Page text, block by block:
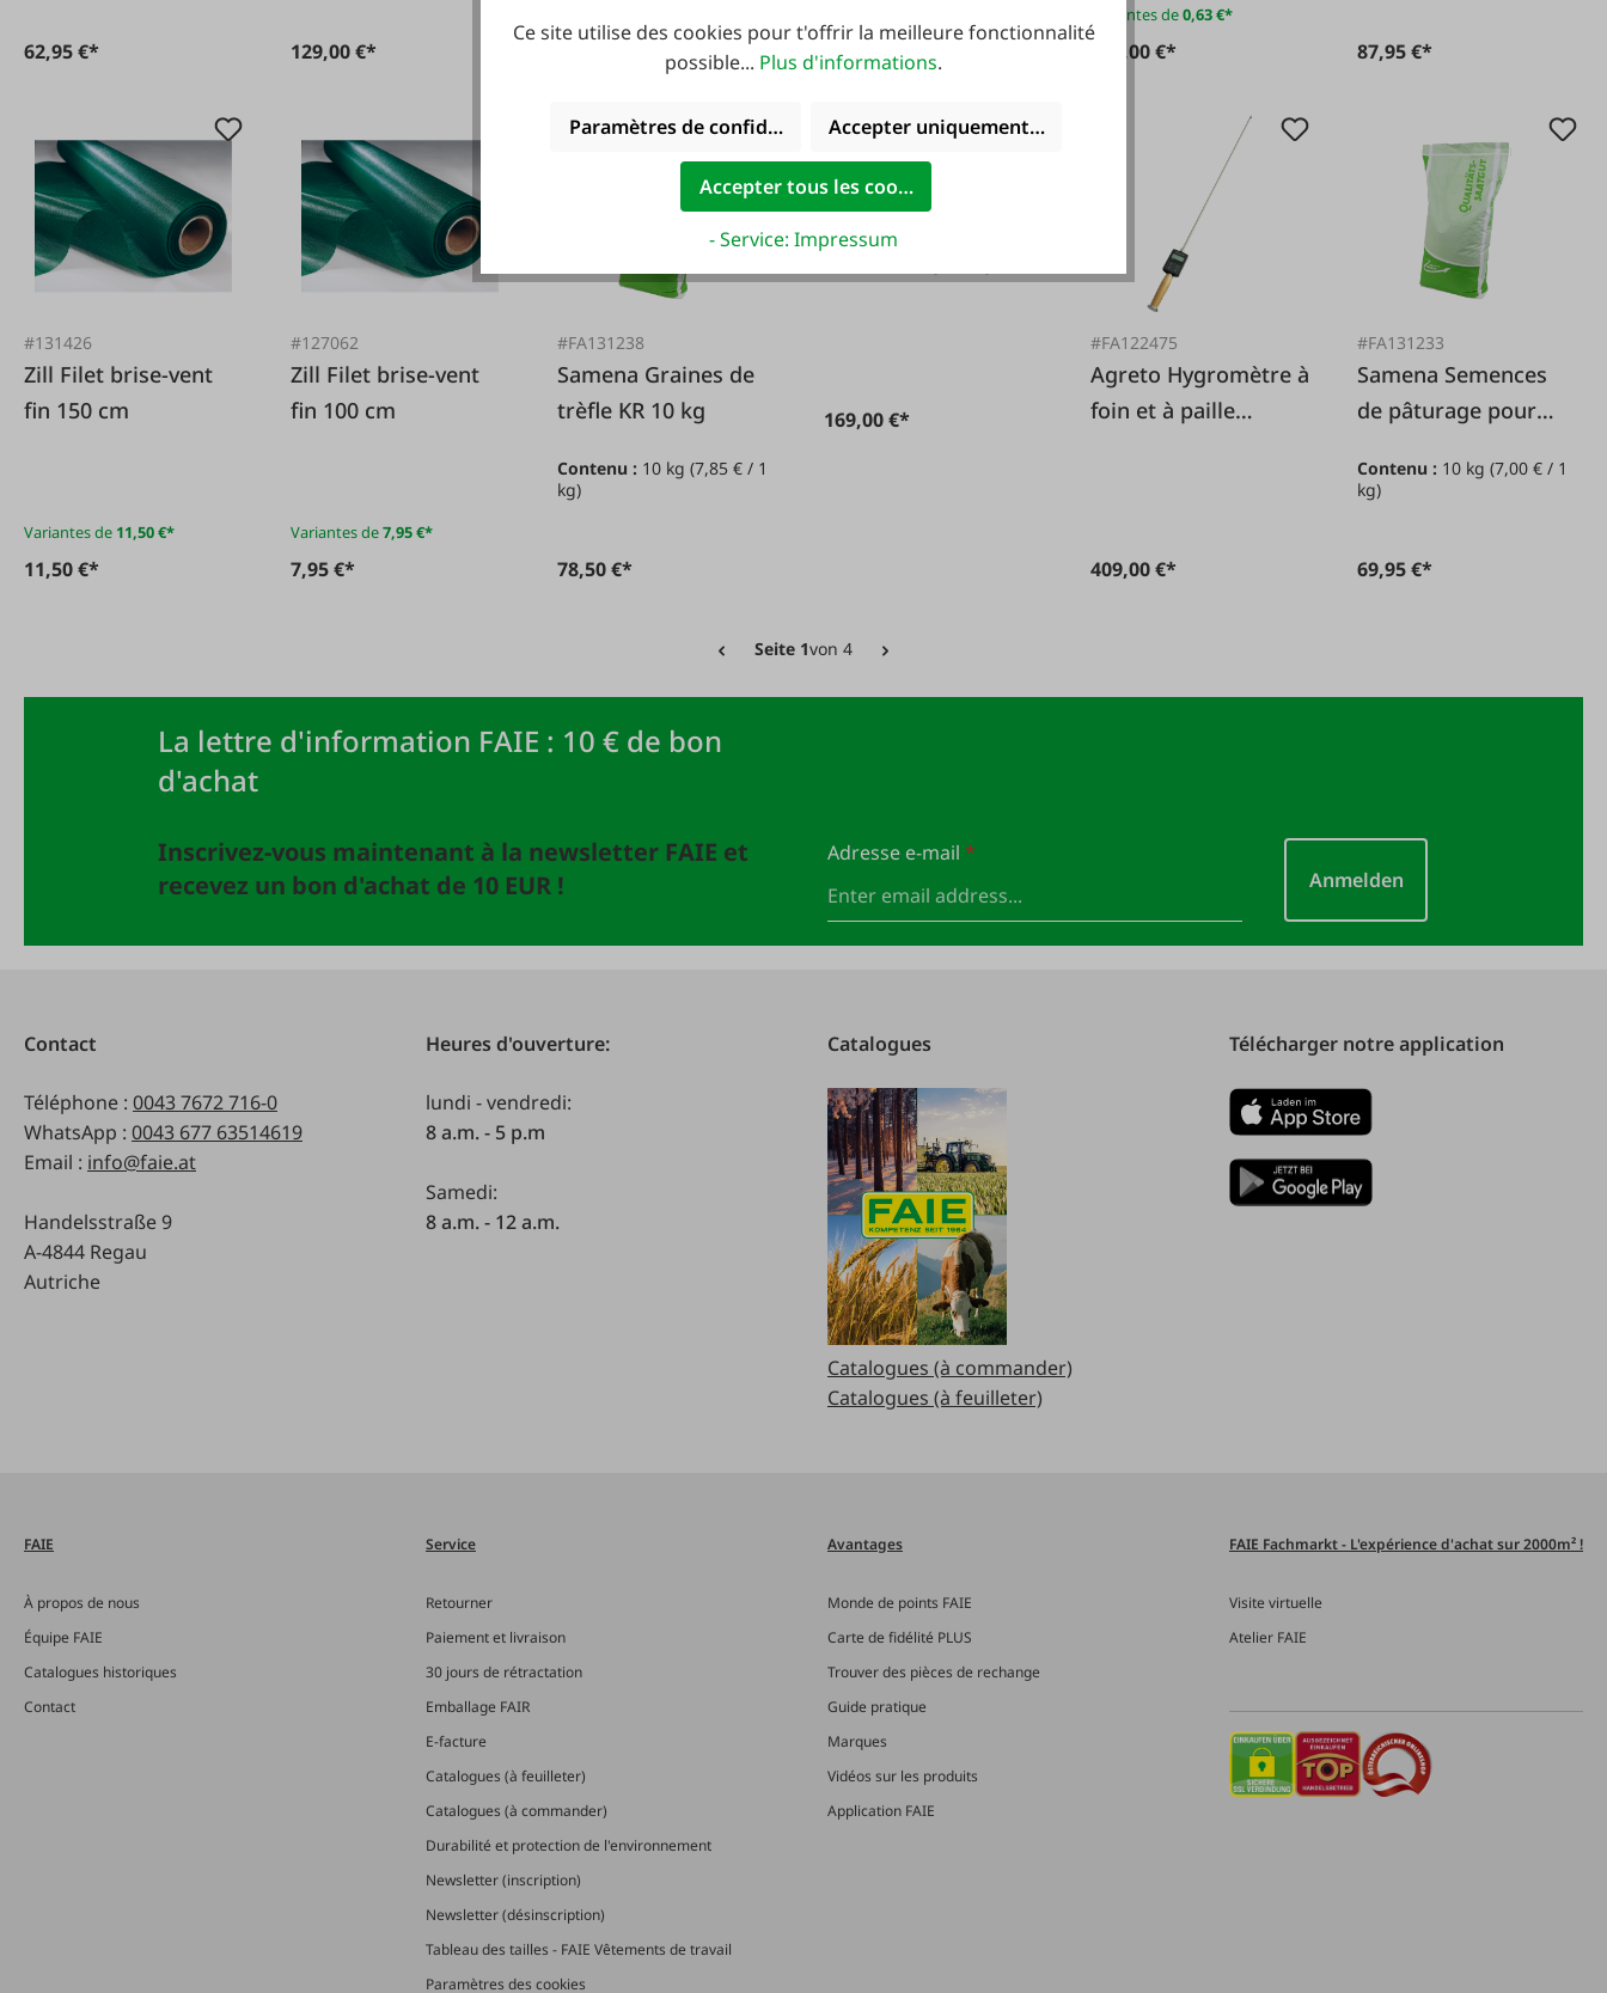
62,95 €* 129,00 €* 71,99 €*
Variantes de0,63 €*
219,00 €* 87,95 €*
#131426
Zill Filet brise-vent
fin 150 cm
Variantes de 11,50 €*
11,50 €*
#127062
Zill Filet brise-vent
fin 100 cm
Variantes de7,95 €*
7,95 €*
#FA131238
Samena Graines de
trèfle KR 10 kg
Contenu : 10 kg(7,85 € / 1
kg)
78,50 €*
#FA130097
169,00 €*
#FA122475
Agreto Hygromètre à
foin et à paille
409,00 €*
#FA131233
Samena Semences
de pâturage pour
Contenu : 10 kg(7,00 € / 1
kg)
69,95 €*
Seite 1von 4
La lettre d'information FAIE : 10 € de bon
d'achat
Inscrivez-vous maintenant à la newsletter FAIE et
recevez un bon d'achat de 10 EUR !
Adresse e-mail *
Anmelden
Contact
Téléphone : 0043 7672 716-0
WhatsApp : 0043 677 63514619
Email : info@faie.at
Handelsstraße 9
A-4844 Regau
Autriche
Heures d'ouverture:
lundi - vendredi:
8 a.m. - 5 p.m
Samedi:
8 a.m. - 12 a.m.
Catalogues
Catalogues (à commander)
Catalogues (à feuilleter)
Télécharger notre application
FAIE
À propos de nous
Équipe FAIE
Catalogues historiques
Contact
Service
Retourner
Paiement et livraison
30 jours de rétractation
Emballage FAIR
E-facture
Catalogues (à feuilleter)
Catalogues (à commander)
Durabilité et protection de l'environnement
Newsletter (inscription)
Newsletter (désinscription)
Tableau des tailles - FAIE Vêtements de travail
Paramètres des cookies
Avantages
Monde de points FAIE
Carte de fidélité PLUS
Trouver des pièces de rechange
Guide pratique
Marques
Vidéos sur les produits
Application FAIE
FAIE Fachmarkt - L'expérience d'achat sur 2000m² !
Visite virtuelle
Atelier FAIE
Ce site utilise des cookies pour t'offrir la meilleure fonctionnalité
possible... Plus d'informations.
Paramètres de confidentialitéAccepter uniquement les cookies fonctionnels
Accepter tous les cookies
- Service: Impressum